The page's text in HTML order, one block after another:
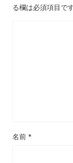
る欄は必須項目で
名前 *